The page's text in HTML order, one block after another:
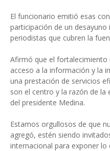
El funcionario emitió esas
participación de un
periodistas que cubren la
Afirmó que el fortalecimiento
acceso a la información y la
una prestación de servicios
son el centro y la razón de la
del presidente Medina.
Estamos orgullosos de que
agregó, estén siendo
internacional para exponer